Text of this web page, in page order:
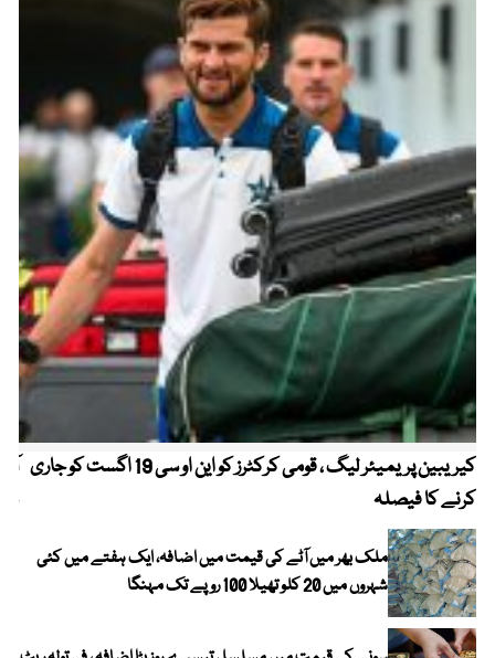
کیریبین پریمیئر لیگ ، قومی کرکٹرز کو این او سی 19 اگست کو جاری
کرنے کا فیصلہ
ملک بھر میں آٹے کی قیمت میں اضافہ، ایک ہفتے میں کئی
شہروں میں 20 کلو تھیلا 100 روپے تک مہنگا